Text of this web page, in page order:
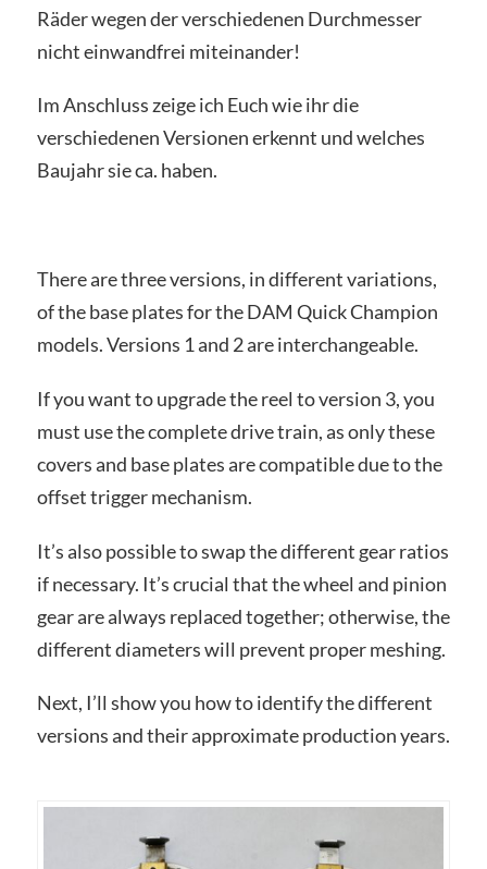
Räder wegen der verschiedenen Durchmesser
nicht einwandfrei miteinander!
Im Anschluss zeige ich Euch wie ihr die
verschiedenen Versionen erkennt und welches
Baujahr sie ca. haben.
There are three versions, in different variations,
of the base plates for the DAM Quick Champion
models. Versions 1 and 2 are interchangeable.
If you want to upgrade the reel to version 3, you
must use the complete drive train, as only these
covers and base plates are compatible due to the
offset trigger mechanism.
It’s also possible to swap the different gear ratios
if necessary. It’s crucial that the wheel and pinion
gear are always replaced together; otherwise, the
different diameters will prevent proper meshing.
Next, I’ll show you how to identify the different
versions and their approximate production years.